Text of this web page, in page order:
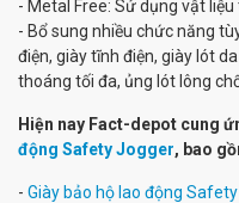
- Metal Free: Sử dụng vật
- Bổ sung nhiều chức năng
điện, giày tĩnh điện, giày lót
thoáng tối đa, ủng lót lông
Hiện nay Fact-depot cung
động Safety Jogger, bao
- Giày bảo hộ lao động